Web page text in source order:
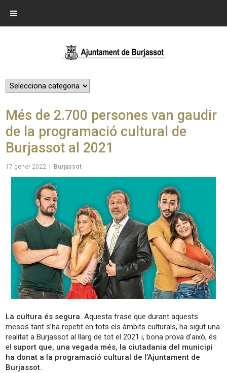
Més de 2.700 persones van gaudir
de la programació cultural de
Burjassot al 2021
17 gener 2022 Burjassot
La cultura és segura. Aquesta frase que durant aquests
mesos tant s’ha repetit en tots els àmbits culturals, ha sigut una
realitat a Burjassot al llarg de tot el 2021 i, bona prova d’això, és
el suport que, una vegada més, la ciutadania del municipi
ha donat a la programació cultural de l’Ajuntament de
Burjassot.